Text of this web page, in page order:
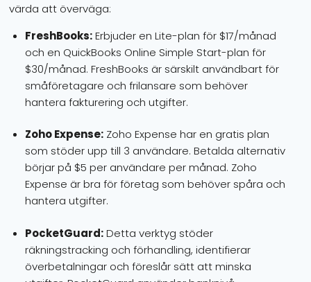
värda att överväga:
FreshBooks:Erbjuder en Lite-plan för $17/månad
och en QuickBooks Online Simple Start-plan för
$30/månad. FreshBooks är särskilt användbart för
småföretagare och frilansare som behöver
hantera fakturering och utgifter.
Zoho Expense:Zoho Expense har en gratis plan
som stöder upp till 3 användare. Betalda alternativ
börjar på $5 per användare per månad. Zoho
Expense är bra för företag som behöver spåra och
hantera utgifter.
PocketGuard:Detta verktyg stöder
räkningstracking och förhandling, identifierar
överbetalningar och föreslår sätt att minska